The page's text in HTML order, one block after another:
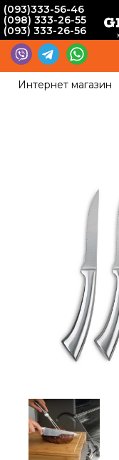
(093)333-56-46
(098) 333-26-55
(093) 333-26-56
Интернет магазин